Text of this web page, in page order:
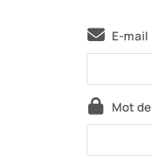
E-mail
Mot